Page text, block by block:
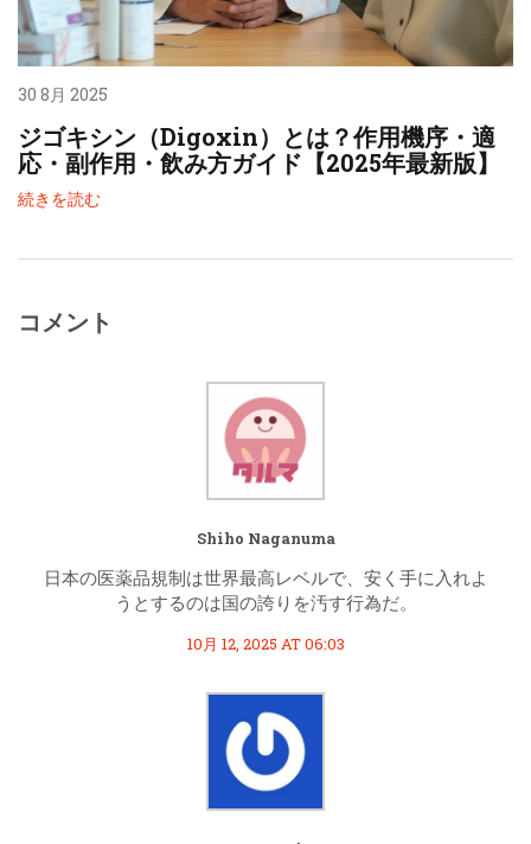
30 8月 2025
ジゴキシン（Digoxin）とは？作用機序・適
応・副作用・飲み方ガイド【2025年最新版】
続きを読む
コメント
Shiho Naganuma
日本の医薬品規制は世界最高レベルで、安く手に入れよ
うとするのは国の誇りを汚す行為だ。
10月 12, 2025 AT 06:03